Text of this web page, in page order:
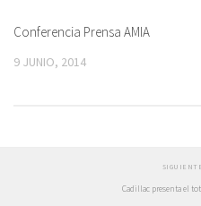
Conferencia Prensa AMIA
9 JUNIO, 2014
Cadillac presenta el